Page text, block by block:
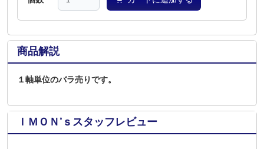
商品解説
１軸単位のバラ売りです。
ＩＭＯＮ’ｓスタッフレビュー